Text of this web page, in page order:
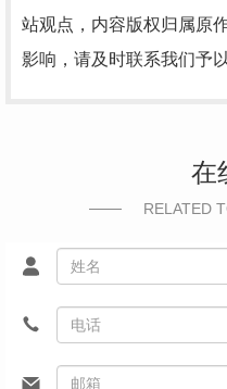
站观点，内容版权归属原
影响，请及时联系我们予
在
RELATED